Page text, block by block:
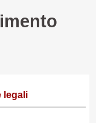
legali